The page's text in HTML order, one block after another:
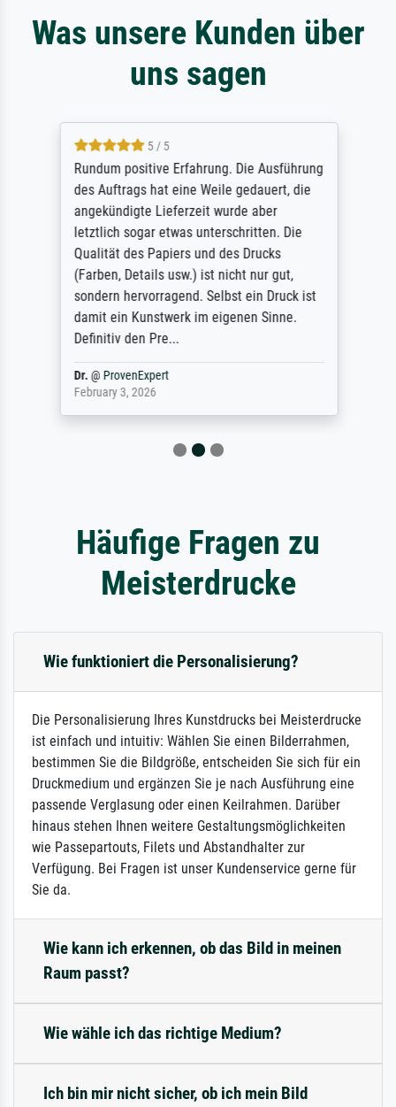
Was unsere Kunden über
uns sagen
5 / 5
Rundum positive Erfahrung. Die Ausführung
des Auftrags hat eine Weile gedauert, die
angekündigte Lieferzeit wurde aber
letztlich sogar etwas unterschritten. Die
Qualität des Papiers und des Drucks
(Farben, Details usw.) ist nicht nur gut,
sondern hervorragend. Selbst ein Druck ist
damit ein Kunstwerk im eigenen Sinne.
Definitiv den Pre...
Dr.@ ProvenExpert
February 3, 2026
Häufige Fragen zu
Meisterdrucke
Wie funktioniert die Personalisierung?
Die Personalisierung Ihres Kunstdrucks bei Meisterdrucke
ist einfach und intuitiv: Wählen Sie einen Bilderrahmen,
bestimmen Sie die Bildgröße, entscheiden Sie sich für ein
Druckmedium und ergänzen Sie je nach Ausführung eine
passende Verglasung oder einen Keilrahmen. Darüber
hinaus stehen Ihnen weitere Gestaltungsmöglichkeiten
wie Passepartouts, Filets und Abstandhalter zur
Verfügung. Bei Fragen ist unser Kundenservice gerne für
Sie da.
Wie kann ich erkennen, ob das Bild in meinen
Raum passt?
Wie wähle ich das richtige Medium?
Ich bin mir nicht sicher, ob ich mein Bild